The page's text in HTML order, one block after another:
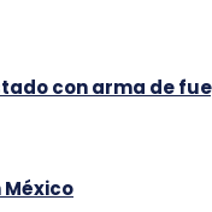
con arma de
México